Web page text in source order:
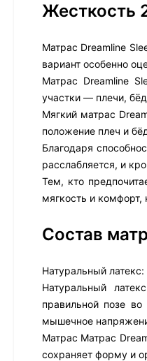
Жесткость
Матрас Dreamline
вариант особенно
Матрас Dreamline
участки — плечи,
Мягкий матрас
положение плеч и
Благодаря
расслабляется, и
Тем, кто
мягкость и комфорт,
Состав
Натуральный латекс:
Натуральный
правильной позе
мышечное
Матрас Матрас
сохраняет форму и